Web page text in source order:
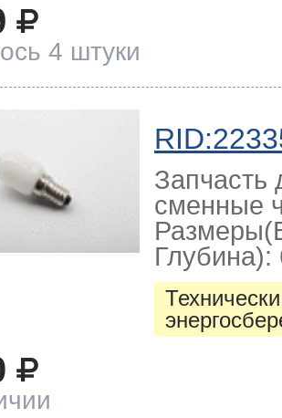
4 штуки
Запчасть
сменные
Глубина):